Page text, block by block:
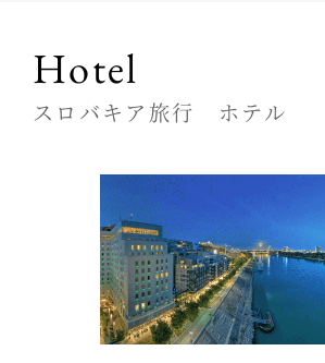
Hotel
スロバキア旅行 ホテル